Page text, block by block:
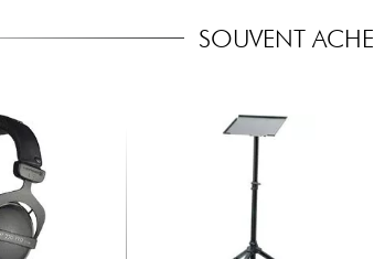
SOUVENT